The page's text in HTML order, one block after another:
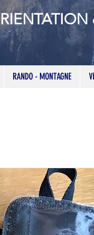
RANDO - MONTAGNE